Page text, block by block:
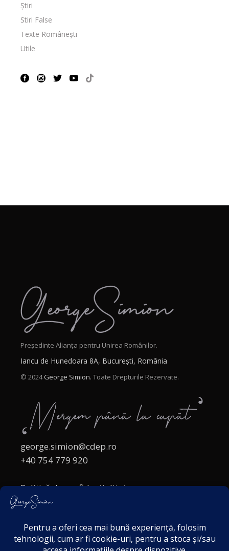
Știri
Stiri False
Texte Românești
Utile
Președinte Alianța pentru Unirea Românilor.
Iancu de Hunedoara 8A, București, România
© 2024George Simion. Toate Drepturile Rezervate.
george.simion@cdep.ro
+40 754 779 920
Politică de confidențialitate
Politica cookies
Acordul de markting
Disclaimer